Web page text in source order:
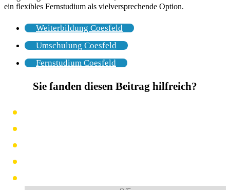
ein flexibles Fernstudium als vielversprechende Option.
Weiterbildung Coesfeld
Umschulung Coesfeld
Fernstudium Coesfeld
Sie fanden diesen Beitrag hilfreich?